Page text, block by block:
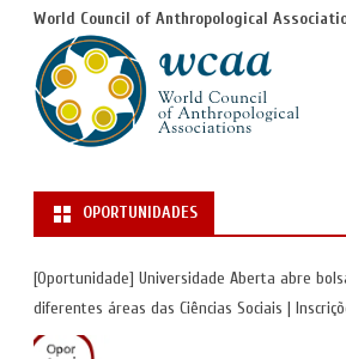
World Council of Anthropological
OPORTUNIDADES
[Oportunidade] Universidade Aberta abre
diferentes áreas das Ciências Sociais |